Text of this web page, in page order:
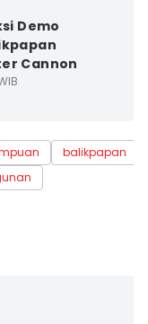
Demo
Cannon
balikpapan